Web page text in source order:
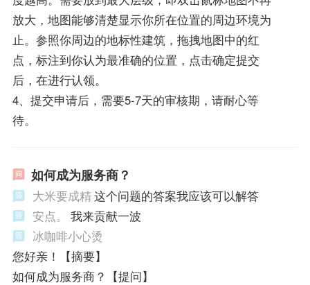
放大，地图能够清楚显示你所在位置的周边环境为
止。参照你周边的地标性建筑，拖拽地图中的红
点，标注到你认为最准确的位置，点击确定提交
后，在进行认领。
4、提交申请后，需要5-7天的审核期，请耐心等
待。
如何成为服务商？
大米要成精这个问题的答案我应该可以解答
安点。
我来贡献一波
冰咖啡小心烫
您好亲！【摘要】
如何成为服务商？【提问】